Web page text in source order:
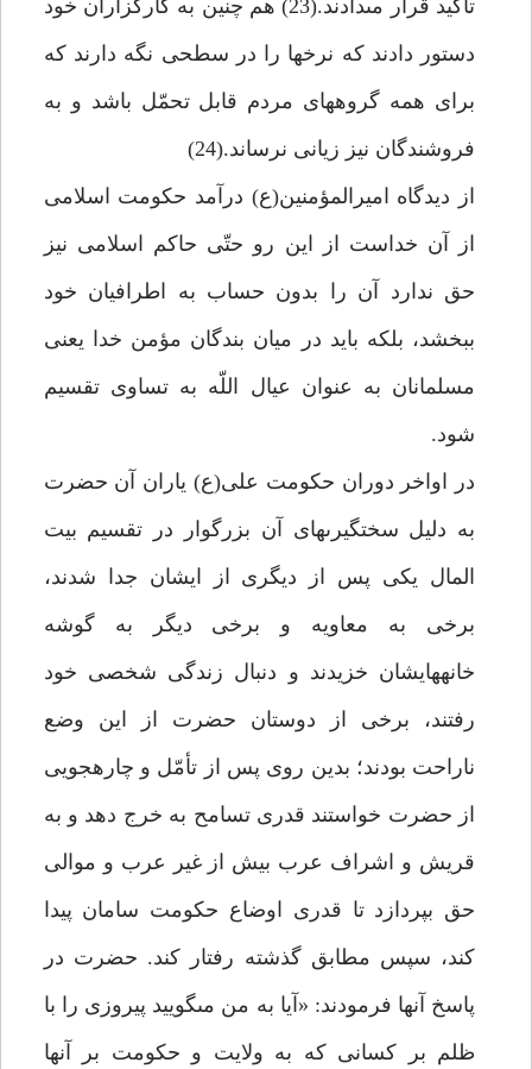
تأكيد قرار مى‏دادند.(23) هم چنين به كارگزاران خود
دستور دادند كه نرخ‏ها را در سطحى نگه دارند كه
براى همه گروه‏هاى مردم قابل تحمّل باشد و به
فروشندگان نيز زيانى نرساند.(24)
از ديدگاه اميرالمؤمنين(ع) درآمد حكومت اسلامى
از آن خداست از اين رو حتّى حاكم اسلامى نيز
حق ندارد آن را بدون حساب به اطرافيان خود
ببخشد، بلكه بايد در ميان بندگان مؤمن خدا يعنى
مسلمانان به عنوان عيال اللّه به تساوى تقسيم
شود.
در اواخر دوران حكومت على(ع) ياران آن حضرت
به دليل سخت‏گيرى‏هاى آن بزرگوار در تقسيم بيت
المال يكى پس از ديگرى از ايشان جدا شدند،
برخى به معاويه و برخى ديگر به گوشه
خانه‏هايشان خزيدند و دنبال زندگى شخصى خود
رفتند، برخى از دوستان حضرت از اين وضع
ناراحت بودند؛ بدين روى پس از تأمّل و چاره‏جويى
از حضرت خواستند قدرى تسامح به خرج دهد و به
قريش و اشراف عرب بيش از غير عرب و موالى
حق بپردازد تا قدرى اوضاع حكومت سامان پيدا
كند، سپس مطابق گذشته رفتار كند. حضرت در
پاسخ آن‏ها فرمودند: «آيا به من مى‏گوييد پيروزى را با
ظلم بر كسانى كه به ولايت و حكومت بر آن‏ها